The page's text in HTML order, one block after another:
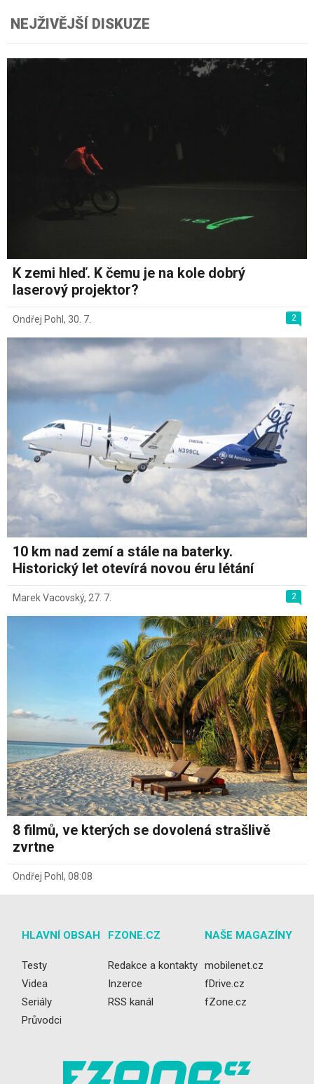
NEJŽIVĚJŠÍ DISKUZE
K zemi hleď. K čemu je na kole dobrý
laserový projektor?
2
Ondřej Pohl , 30. 7.
10 km nad zemí a stále na baterky.
Historický let otevírá novou éru létání
2
Marek Vacovský, 27. 7.
8 filmů, ve kterých se dovolená strašlivě
zvrtne
Ondřej Pohl , 08:08
HLAVNÍ OBSAH
Testy
Videa
Seriály
Průvodci
FZONE.CZ
Redakce a kontakty
Inzerce
RSS kanál
NAŠE MAGAZÍNY
mobilenet.cz
fDrive.cz
fZone.cz